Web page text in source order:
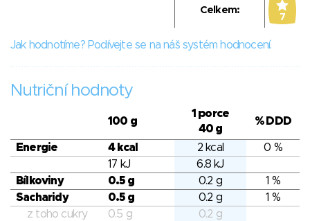
Celkem:
7
Jak hodnotíme? Podívejte se na náš systém hodnocení.
Nutriční hodnoty
100 g
1 porce
40 g
% DDD
Energie 4 kcal 2 kcal
0 %
17 kJ
6.8 kJ
Bílkoviny
0.5 g 0.2 g
1 %
Sacharidy
0.5 g 0.2 g
1 %
z toho cukry
0.5 g
0.2 g